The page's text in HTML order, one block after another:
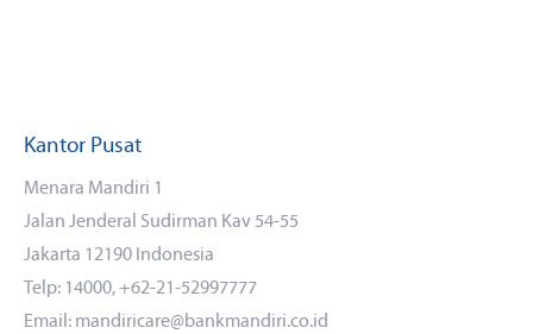
Kantor Pusat
Menara Mandiri 1
Jalan Jenderal Sudirman Kav 54-55
Jakarta 12190 Indonesia
Telp: 14000, +62-21-52997777
Email: mandiricare@bankmandiri.co.id